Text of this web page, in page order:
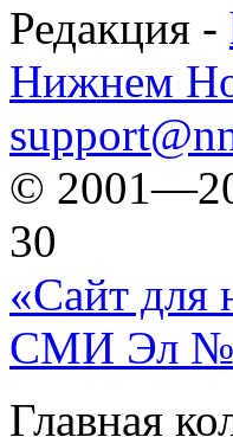
Редакция -
Нижнем
©
30
«Сайт для
СМИ Эл №
Главная